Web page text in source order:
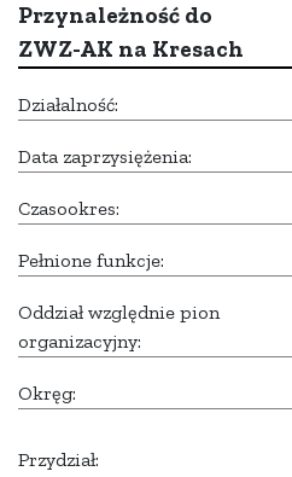
Przynależność do
ZWZ-AK na Kresach
Działalność:
Data zaprzysiężenia:
Czasookres:
Pełnione funkcje:
Oddział względnie pion
organizacyjny:
Okręg:
Przydział: